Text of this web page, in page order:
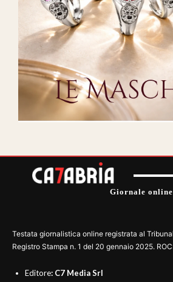
Giornale
Testata giornalistica online registrata al
Registro Stampa n. 1 del 20 gennaio 2025.
Editore: C7 Media Srl